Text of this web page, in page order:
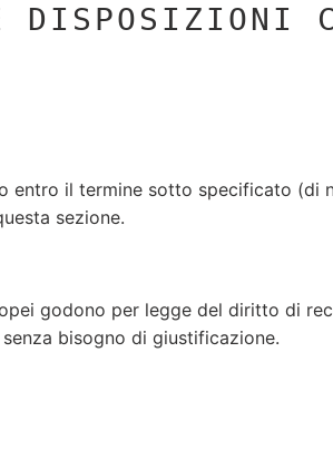
entro il termine sotto specificato (di
sezione.
godono per legge del diritto di
bisogno di giustificazione.